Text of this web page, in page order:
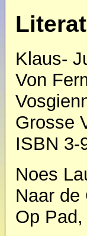
Klaus-
Von
Grosse
ISBN 3-
Noes
Naar de
Op